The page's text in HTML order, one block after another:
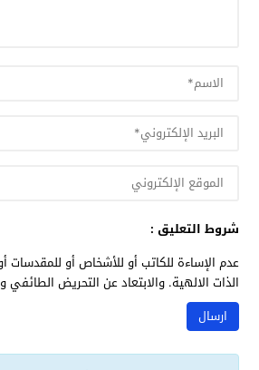
شروط التعليق :
عدم الإساءة للكاتب أو للأشخاص أو للمقدسات
الذات الالهية. والابتعاد عن التحريض الطائفي